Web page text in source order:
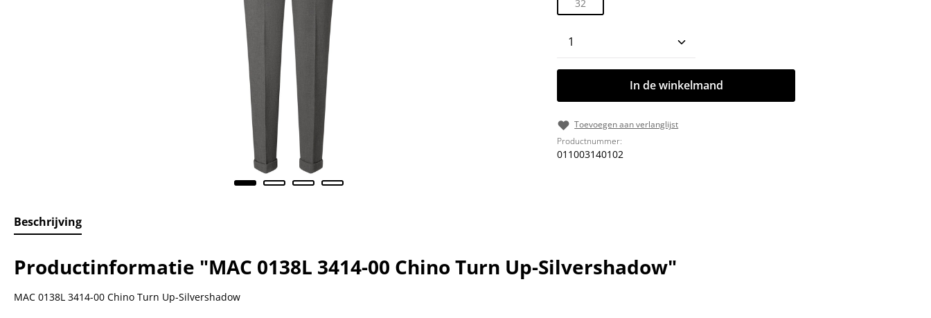
32
Producthoeveelheid: Voer de gewenste
In de winkelmand
Toevoegen aan verlanglijst
Productnummer:
011003140102
Beschrijving
Productinformatie "MAC 0138L 3414-00 Chino Turn Up-Silvershadow"
MAC 0138L 3414-00 Chino Turn Up-Silvershadow